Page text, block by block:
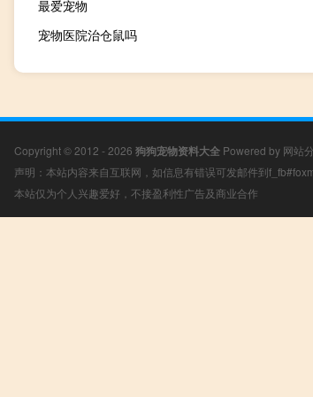
最爱宠物
宠物医院治仓鼠吗
Copyright © 2012 - 2026 狗狗宠物资料大全 Powered by 网站
声明：本站内容来自互联网，如信息有错误可发邮件到
本站仅为个人兴趣爱好，不接盈利性广告及商业合作